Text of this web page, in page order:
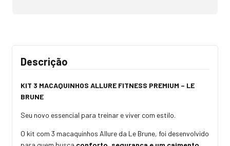
Descrição
KIT 3 MACAQUINHOS ALLURE FITNESS PREMIUM – LE
BRUNE
Seu novo essencial para treinar e viver com estilo.
O kit com 3 macaquinhos Allure da Le Brune, foi desenvolvido